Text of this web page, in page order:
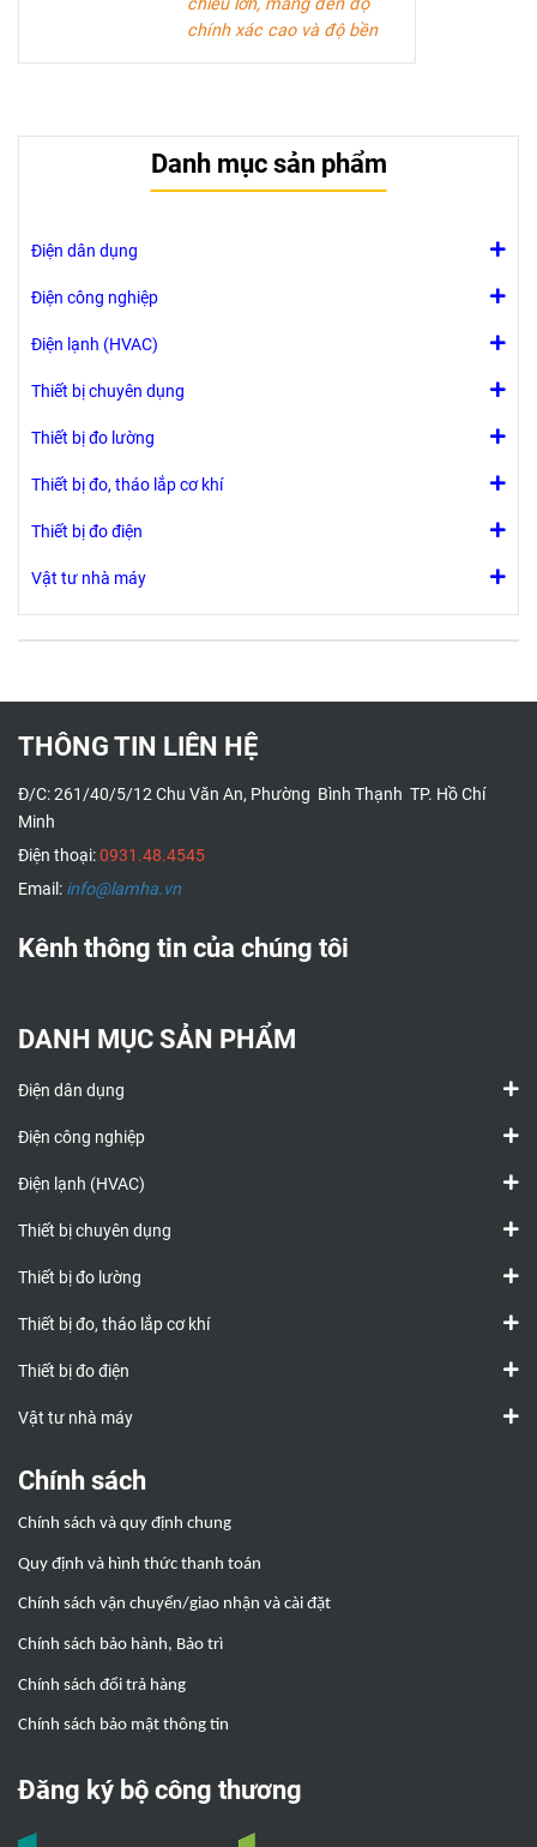
chiều lớn, mang đến độ
chính xác cao và độ bền
ngành công nghiệp điện.
Tài liệu kỹ thuật
Danh mục sản phẩm
Điện dân dụng
Điện công nghiệp
Điện lạnh (HVAC)
Thiết bị chuyên dụng
Thiết bị đo lường
Thiết bị đo, tháo lắp cơ khí
Thiết bị đo điện
Vật tư nhà máy
THÔNG TIN LIÊN HỆ
Đ/C: 261/40/5/12 Chu Văn An, Phường Bình Thạnh TP. Hồ Chí
Minh
Điện thoại:0931.48.4545
Email: info@lamha.vn
Kênh thông tin của chúng tôi
DANH MỤC SẢN PHẨM
Điện dân dụng
Điện công nghiệp
Điện lạnh (HVAC)
Thiết bị chuyên dụng
Thiết bị đo lường
Thiết bị đo, tháo lắp cơ khí
Thiết bị đo điện
Vật tư nhà máy
Chính sách
Chính sách và quy định chung
Quy định và hình thức thanh toán
Chính sách vận chuyển/giao nhận và cài đặt
Chính sách bảo hành, Bảo trì
Chính sách đổi trả hàng
Chính sách bảo mật thông tin
Đăng ký bộ công thương